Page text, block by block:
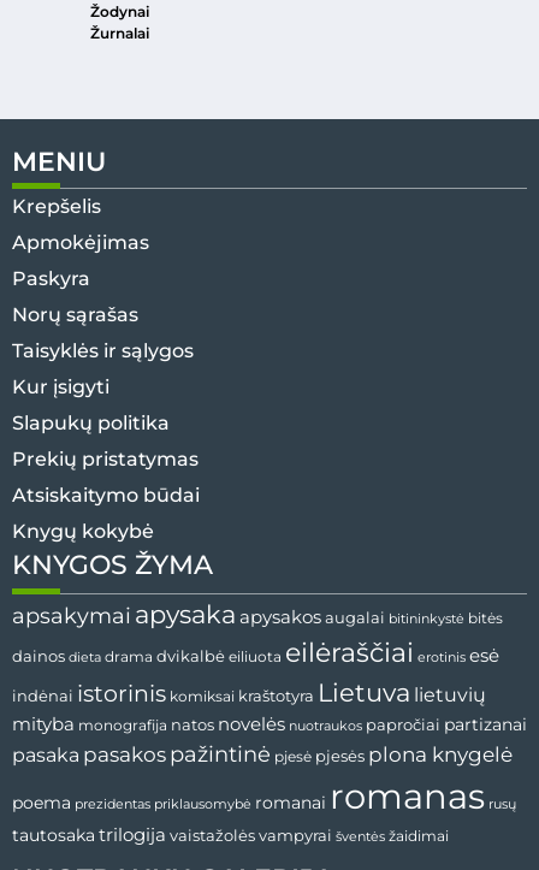
Žodynai
Žurnalai
MENIU
Krepšelis
Apmokėjimas
Paskyra
Norų sąrašas
Taisyklės ir sąlygos
Kur įsigyti
Slapukų politika
Prekių pristatymas
Atsiskaitymo būdai
Knygų kokybė
KNYGOS ŽYMA
apsakymai apysaka apysakos augalai bitininkystė bitės
dainos dieta drama dvikalbė eiliuota eilėraščiai erotinis esė
indėnai istorinis komiksai kraštotyra Lietuva lietuvių
mityba monografija natos novelės nuotraukos papročiai partizanai
pasaka pasakos pažintinė pjesė pjesės plona knygelė
poema prezidentas priklausomybė romanai romanas rusų
tautosaka trilogija vaistažolėsvampyrai šventės žaidimai